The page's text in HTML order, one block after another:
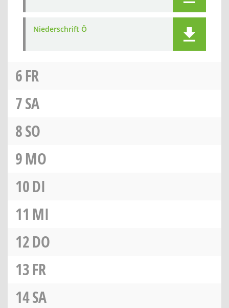
Niederschrift Ö
6FR
7SA
8SO
9MO
10DI
11 MI
12DO
13FR
14SA